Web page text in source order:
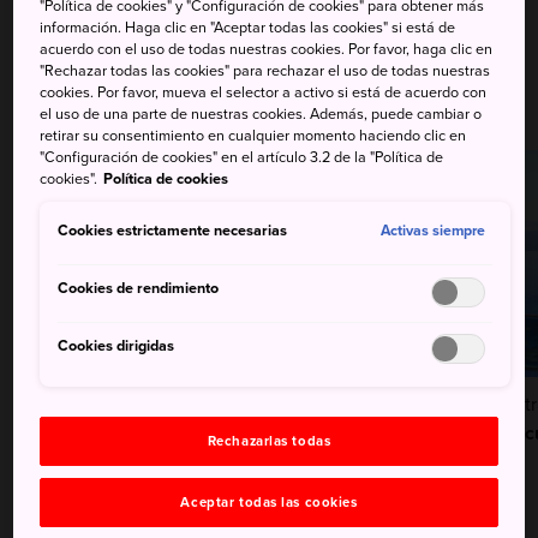
Acuarios
Sea Life Park de Tokio
Shimonoseki Kaikyokan
"Política de cookies" y "Configuración de cookies" para obtener más
información. Haga clic en "Aceptar todas las cookies" si está de
acuerdo con el uso de todas nuestras cookies. Por favor, haga clic en
"Rechazar todas las cookies" para rechazar el uso de todas nuestras
cookies. Por favor, mueva el selector a activo si está de acuerdo con
el uso de una parte de nuestras cookies. Además, puede cambiar o
retirar su consentimiento en cualquier momento haciendo clic en
"Configuración de cookies" en el artículo 3.2 de la "Política de
cookies". Política de cookies
Cookies estrictamente necesarias Activas siempre
Cookies de rendimiento
Cookies dirigidas
Rechazarlas todas
Aceptar todas las cookies